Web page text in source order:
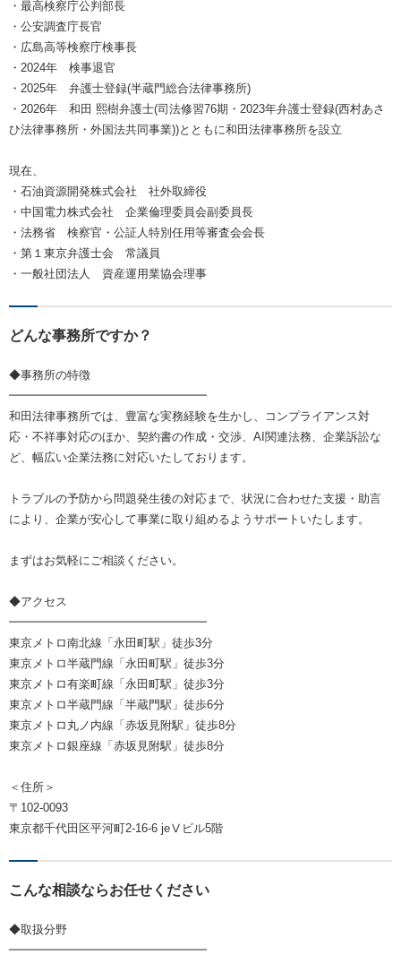
・最高検察庁公判部長
・公安調査庁長官
・広島高等検察庁検事長
・2024年 検事退官
・2025年 弁護士登録(半蔵門総合法律事務所)
・2026年 和田 熙樹弁護士(司法修習76期・2023年弁護士登録(西村あさ
ひ法律事務所・外国法共同事業))とともに和田法律事務所を設立
現在、
・石油資源開発株式会社 社外取締役
・中国電力株式会社 企業倫理委員会副委員長
・法務省 検察官・公証人特別任用等審査会会長
・第１東京弁護士会 常議員
・一般社団法人 資産運用業協会理事
どんな事務所ですか？
◆事務所の特徴
━━━━━━━━━━━━━━━━━
和田法律事務所では、豊富な実務経験を生かし、コンプライアンス対
応・不祥事対応のほか、契約書の作成・交渉、AI関連法務、企業訴訟な
ど、幅広い企業法務に対応いたしております。
トラブルの予防から問題発生後の対応まで、状況に合わせた支援・助言
により、企業が安心して事業に取り組めるようサポートいたします。
まずはお気軽にご相談ください。
◆アクセス
━━━━━━━━━━━━━━━━━
東京メトロ南北線「永田町駅」徒歩3分
東京メトロ半蔵門線「永田町駅」徒歩3分
東京メトロ有楽町線「永田町駅」徒歩3分
東京メトロ半蔵門線「半蔵門駅」徒歩6分
東京メトロ丸ノ内線「赤坂見附駅」徒歩8分
東京メトロ銀座線「赤坂見附駅」徒歩8分
＜住所＞
〒102-0093
東京都千代田区平河町2-16-6 jeⅤビル5階
こんな相談ならお任せください
◆取扱分野
━━━━━━━━━━━━━━━━━